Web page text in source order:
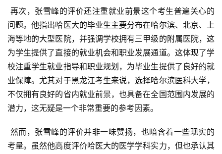
问题。他指出哈医大的毕业生主要分布在哈尔滨、北京、上
海等地的大型医院，并强调学校拥有三甲级的附属医院，这
为学生提供了直接的就业机会和职业发展通道。这体现了学
校注重学生就业指导和职业规划，为毕业生提供了良好的就
业保障。尤其对于黑龙江考生来说，选择哈尔滨医科大学，
不仅拥有良好的省内就业前景，也具备在全国范围内发展的
潜力，这无疑是一个非常重要的参考因素。
考量。虽然他高度评价哈医大的医学学科实力，但也承认其